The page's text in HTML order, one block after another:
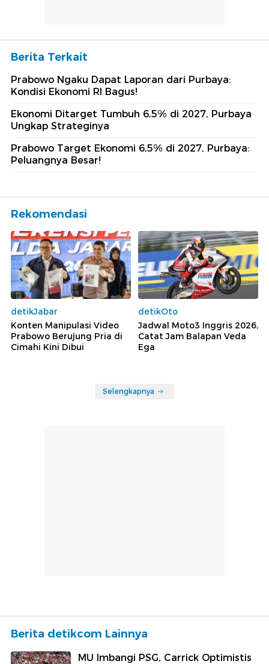
Berita Terkait
Prabowo Ngaku Dapat Laporan dari Purbaya:
Kondisi Ekonomi RI Bagus!
Ekonomi Ditarget Tumbuh 6,5% di 2027, Purbaya
Ungkap Strateginya
Prabowo Target Ekonomi 6,5% di 2027, Purbaya:
Peluangnya Besar!
Rekomendasi
detikJabar
Konten Manipulasi Video
Prabowo Berujung Pria di
Cimahi Kini Dibui
detikOto
Jadwal Moto3 Inggris 2026,
Catat Jam Balapan Veda
Ega
Selengkapnya
Berita detikcom Lainnya
MU Imbangi PSG, Carrick Optimistis